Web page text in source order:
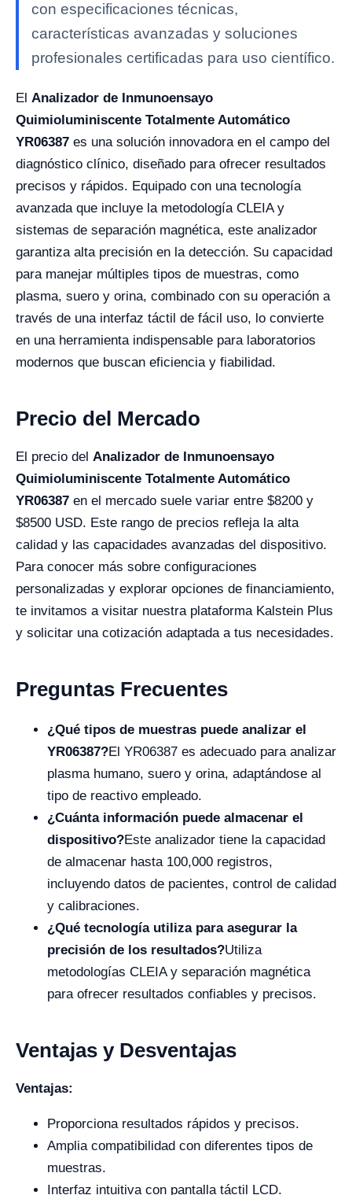
con especificaciones técnicas,
características avanzadas y soluciones
profesionales certificadas para uso científico.
El Analizador de Inmunoensayo
Quimioluminiscente Totalmente Automático
YR06387 es una solución innovadora en el campo del
diagnóstico clínico, diseñado para ofrecer resultados
precisos y rápidos. Equipado con una tecnología
avanzada que incluye la metodología CLEIA y
sistemas de separación magnética, este analizador
garantiza alta precisión en la detección. Su capacidad
para manejar múltiples tipos de muestras, como
plasma, suero y orina, combinado con su operación a
través de una interfaz táctil de fácil uso, lo convierte
en una herramienta indispensable para laboratorios
modernos que buscan eficiencia y fiabilidad.
Precio del Mercado
El precio del Analizador de Inmunoensayo
Quimioluminiscente Totalmente Automático
YR06387 en el mercado suele variar entre $8200 y
$8500 USD. Este rango de precios refleja la alta
calidad y las capacidades avanzadas del dispositivo.
Para conocer más sobre configuraciones
personalizadas y explorar opciones de financiamiento,
te invitamos a visitar nuestra plataforma Kalstein Plus
y solicitar una cotización adaptada a tus necesidades.
Preguntas Frecuentes
¿Qué tipos de muestras puede analizar el
YR06387?El YR06387 es adecuado para analizar
plasma humano, suero y orina, adaptándose al
tipo de reactivo empleado.
¿Cuánta información puede almacenar el
dispositivo?Este analizador tiene la capacidad
de almacenar hasta 100,000 registros,
incluyendo datos de pacientes, control de calidad
y calibraciones.
¿Qué tecnología utiliza para asegurar la
precisión de los resultados?Utiliza
metodologías CLEIA y separación magnética
para ofrecer resultados confiables y precisos.
Ventajas y Desventajas
Ventajas:
Proporciona resultados rápidos y precisos.
Amplia compatibilidad con diferentes tipos de
muestras.
Interfaz intuitiva con pantalla táctil LCD.